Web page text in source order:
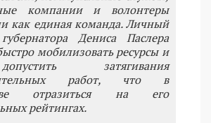
компании и волонтеры
как единая команда. Личный
Дениса Паслера
мобилизовать ресурсы и
затягивания
работ, что в
отразиться на его
рейтингах.